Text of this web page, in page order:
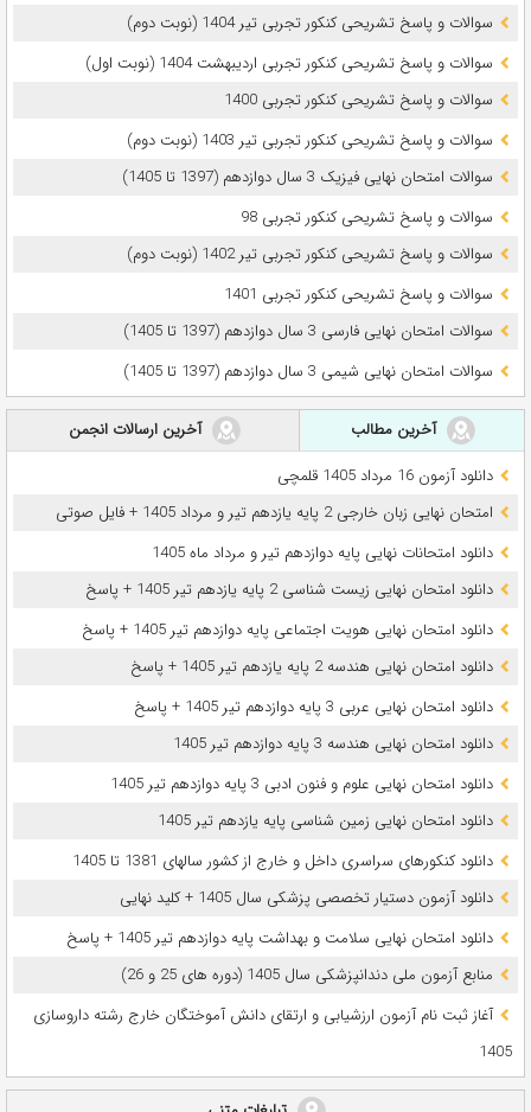
سوالات و پاسخ تشریحی کنکور تجربی تیر 1404 (نوبت دوم)
سوالات و پاسخ تشریحی کنکور تجربی اردیبهشت 1404 (نوبت اول)
سوالات و پاسخ تشریحی کنکور تجربی 1400
سوالات و پاسخ تشریحی کنکور تجربی تیر 1403 (نوبت دوم)
سوالات امتحان نهایی فیزیک 3 سال دوازدهم (1397 تا 1405)
سوالات و پاسخ تشریحی کنکور تجربی 98
سوالات و پاسخ تشریحی کنکور تجربی تیر 1402 (نوبت دوم)
سوالات و پاسخ تشریحی کنکور تجربی 1401
سوالات امتحان نهایی فارسی 3 سال دوازدهم (1397 تا 1405)
سوالات امتحان نهایی شیمی 3 سال دوازدهم (1397 تا 1405)
آخرین مطالب
آخرین ارسالات انجمن
دانلود آزمون 16 مرداد 1405 قلمچی
امتحان نهایی زبان خارجی 2 پایه یازدهم تیر و مرداد 1405 + فایل صوتی
دانلود امتحانات نهایی پایه دوازدهم تیر و مرداد ماه 1405
دانلود امتحان نهایی زیست شناسی 2 پایه یازدهم تیر 1405 + پاسخ
دانلود امتحان نهایی هویت اجتماعی پایه دوازدهم تیر 1405 + پاسخ
دانلود امتحان نهایی هندسه 2 پایه یازدهم تیر 1405 + پاسخ
دانلود امتحان نهایی عربی 3 پایه دوازدهم تیر 1405 + پاسخ
دانلود امتحان نهایی هندسه 3 پایه دوازدهم تیر 1405
دانلود امتحان نهایی علوم و فنون ادبی 3 پایه دوازدهم تیر 1405
دانلود امتحان نهایی زمین شناسی پایه یازدهم تیر 1405
دانلود کنکورهای سراسری داخل و خارج از کشور سالهای 1381 تا 1405
دانلود آزمون دستیار تخصصی پزشکی سال 1405 + کلید نهایی
دانلود امتحان نهایی سلامت و بهداشت پایه دوازدهم تیر 1405 + پاسخ
ﻣﻨﺎﺑﻊ آزﻣﻮن ﻣﻠﯽ دندانپزشکی سال 1405 (دوره های 25 و 26)
آغاز ثبت نام آزمون‌ ارزشیابی و ارتقای دانش آموختگان خارج رشته داروسازی
1405